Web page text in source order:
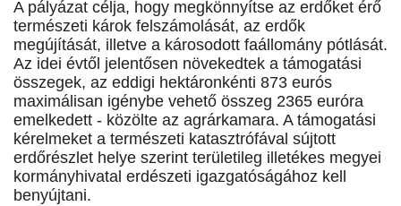
A pályázat célja, hogy megkönnyítse az erdőket érő
természeti károk felszámolását, az erdők
megújítását, illetve a károsodott faállomány pótlását.
Az idei évtől jelentősen növekedtek a támogatási
összegek, az eddigi hektáronkénti 873 eurós
maximálisan igénybe vehető összeg 2365 euróra
emelkedett - közölte az agrárkamara. A támogatási
kérelmeket a természeti katasztrófával sújtott
erdőrészlet helye szerint területileg illetékes megyei
kormányhivatal erdészeti igazgatóságához kell
benyújtani.